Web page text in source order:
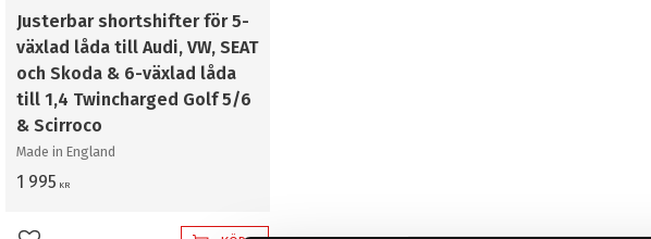
Justerbar shortshifter för 5-
växlad låda till Audi, VW, SEAT
och Skoda & 6-växlad låda
till 1,4 Twincharged Golf 5/6
& Scirroco
Made in England
1 995 KR